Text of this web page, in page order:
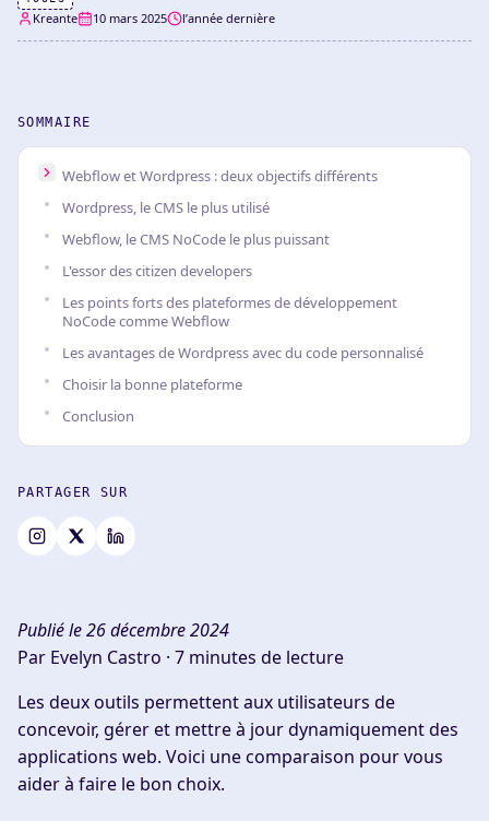
Kreante 10 mars 2025 l’année dernière
SOMMAIRE
Webflow et Wordpress : deux objectifs différents
Wordpress, le CMS le plus utilisé
Webflow, le CMS NoCode le plus puissant
L'essor des citizen developers
Les points forts des plateformes de développement
NoCode comme Webflow
Les avantages de Wordpress avec du code personnalisé
Choisir la bonne plateforme
Conclusion
PARTAGER SUR
Publié le 26 décembre 2024
Par Evelyn Castro · 7 minutes de lecture
Les deux outils permettent aux utilisateurs de
concevoir, gérer et mettre à jour dynamiquement des
applications web. Voici une comparaison pour vous
aider à faire le bon choix.